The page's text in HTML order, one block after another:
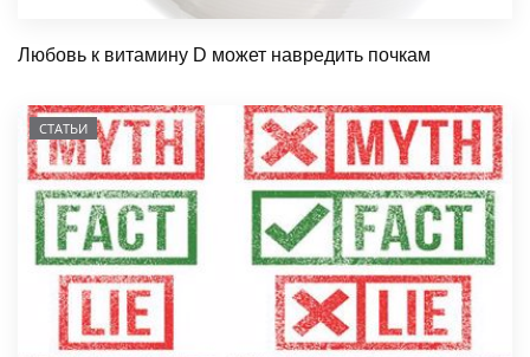
Любовь к витамину D может навредить почкам
СТАТЬИ